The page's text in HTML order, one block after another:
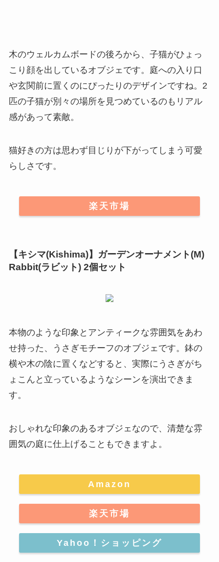
木のウェルカムボードの後ろから、子猫がひょっ
こり顔を出しているオブジェです。庭への入り口
や玄関前に置くのにぴったりのデザインですね。2
匹の子猫が別々の場所を見つめているのもリアル
感があって素敵。
猫好きの方は思わず目じりが下がってしまう可愛
らしさです。
楽天市場
【キシマ(Kishima)】ガーデンオーナメント(M)
Rabbit(ラビット) 2個セット
本物のような印象とアンティークな雰囲気をあわ
せ持った、うさぎモチーフのオブジェです。鉢の
横や木の陰に置くなどすると、実際にうさぎがち
ょこんと立っているようなシーンを演出できま
す。
おしゃれな印象のあるオブジェなので、 清楚な雰
囲気の庭に仕上げることもできますよ 。
Amazon
楽天市場
Yahoo！ショッピング